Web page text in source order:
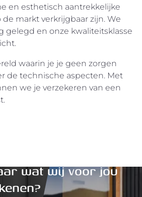
en esthetisch aantrekkelijke
markt verkrijgbaar zijn. We
gelegd en onze kwaliteitsklasse
waarin je je geen zorgen
de technische aspecten. Met
we je verzekeren van een
wat wij voor jou